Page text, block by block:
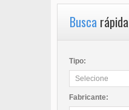
Busca rápida
Tipo:
Fabricante: